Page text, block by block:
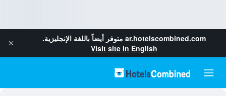
ar.hotelscombined.com متوفر أيضاً باللغة الإنجليزية.
Visit site in English